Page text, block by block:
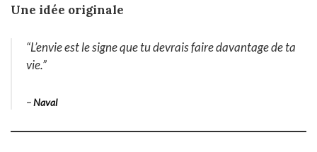
Une idée originale
“L’envie est le signe que tu devrais faire davantage de ta
vie.”
–Naval